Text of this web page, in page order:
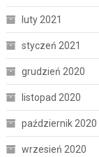
luty 2021
styczeń 2021
grudzień 2020
listopad 2020
październik 2020
wrzesień 2020